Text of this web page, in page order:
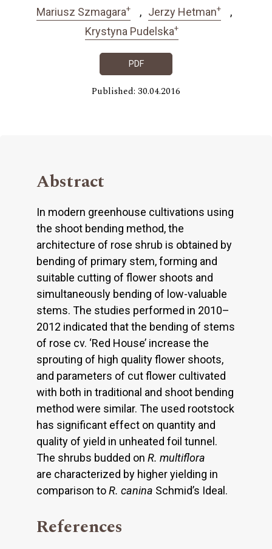
Mariusz Szmagara+ Jerzy Hetman+
Krystyna Pudelska+
PDF
Published: 30.04.2016
Abstract
In modern greenhouse cultivations using
the shoot bending method, the
architecture of rose shrub is obtained by
bending of primary stem, forming and
suitable cutting of flower shoots and
simultaneously bending of low-valuable
stems. The studies performed in 2010–
2012 indicated that the bending of stems
of rose cv. ‘Red House’ increase the
sprouting of high quality flower shoots,
and parameters of cut flower cultivated
with both in traditional and shoot bending
method were similar. The used rootstock
has significant effect on quantity and
quality of yield in unheated foil tunnel.
The shrubs budded on R. multiflora
are characterized by higher yielding in
comparison toR. canina Schmid’s Ideal.
References